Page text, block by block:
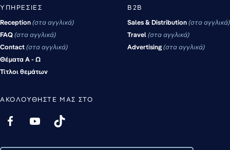
ΥΠΗΡΕΣΊΕΣ
Reception στα αγγλικά
FAQ στα αγγλικά
Contact στα αγγλικά
Θέματα Α - Ω
Τίτλοι θεμάτων
B2B
Sales & Distribution στα αγγλικά
Travel στα αγγλικά
Advertising στα αγγλικά
ΑΚΟΛΟΥΘΉΣΤΕ ΜΑΣ ΣΤΟ